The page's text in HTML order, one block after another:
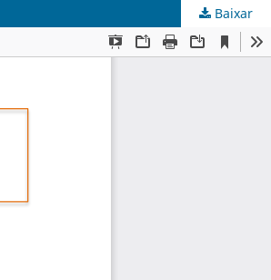
Baixar